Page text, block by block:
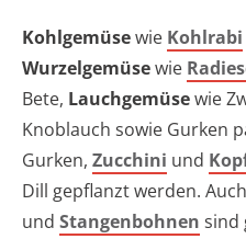
Kohlgemüsewie Kohlrabi
Wurzelgemüsewie
Bete, Lauchgemüsewie
Knoblauch sowie Gurken
Gurken, Zucchini und
Dill gepflanzt werden. Auch
und Stangenbohnen sind